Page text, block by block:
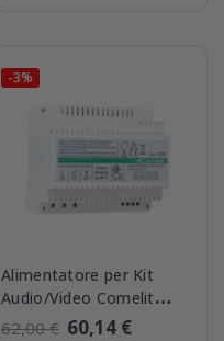
-3%
Alimentatore per Kit
Audio/Video Comelit
SIMPLEBUS2 1209
62,00 € 60,14 €